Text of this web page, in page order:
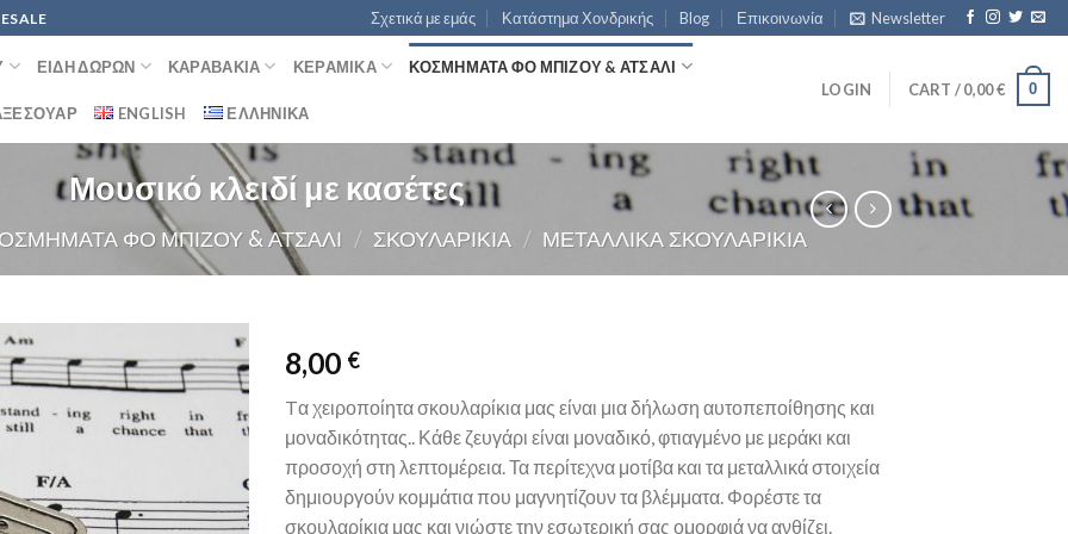
Σχετικά με εμάς Κατάστημα Χονδρικής Blog Επικοινωνία Newsletter
ΕΊΔΗ ΔΏΡΩΝ ΚΑΡΑΒΆΚΙΑ ΚΕΡΑΜΙΚΆ ΚΟΣΜΉΜΑΤΑ ΦΟ ΜΠΙΖΟΥ & ΑΤΣΆΛΙ
ENGLISH ΕΛΛΗΝΙΚΆ
LOGIN CART /0,00€ 0
Μουσικό κλειδί με κασέτες
ΦΟ ΜΠΙΖΟΥ & ΑΤΣΆΛΙ / ΣΚΟΥΛΑΡΊΚΙΑ / ΜΕΤΑΛΛΙΚΆ ΣΚΟΥΛΑΡΊΚΙΑ
στη
8,00 €
Tα χειροποίητα σκουλαρίκια μας είναι μια δήλωση αυτοπεποίθησης και
μοναδικότητας.. Κάθε ζευγάρι είναι μοναδικό, φτιαγμένο με μεράκι και
προσοχή στη λεπτομέρεια. Τα περίτεχνα μοτίβα και τα μεταλλικά στοιχεία
δημιουργούν κομμάτια που μαγνητίζουν τα βλέμματα. Φορέστε τα
σκουλαρίκια μας και νιώστε την εσωτερική σας ομορφιά να ανθίζει.